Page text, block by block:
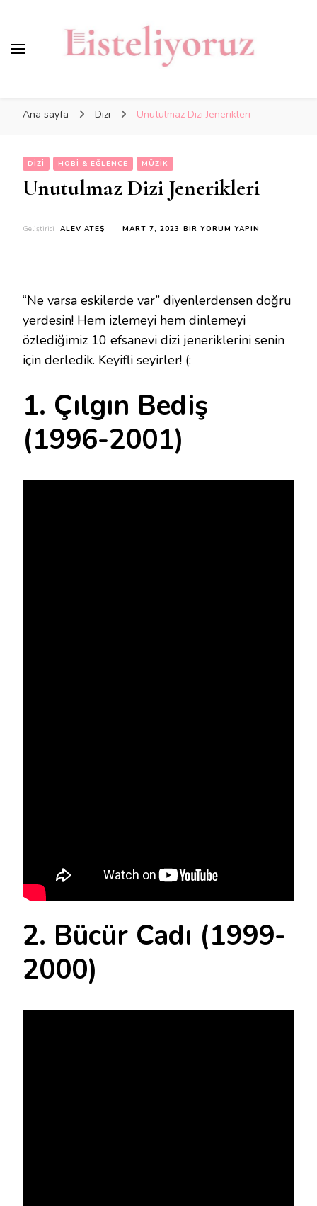
Ana sayfa Dizi Unutulmaz Dizi Jenerikleri
DIZI HOBI & EĞLENCE MÜZIK
Unutulmaz Dizi Jenerikleri
Geliştirici ALEV ATEŞ MART 7, 2023 UNUTULMAZ
BIR YORUM YAPIN
“Ne varsa eskilerde var” diyenlerdensen doğru
yerdesin! Hem izlemeyi hem dinlemeyi
özlediğimiz 10 efsanevi dizi jeneriklerini senin
için derledik. Keyifli seyirler! (:
1. Çılgın Bediş
(1996-2001)
2. Bücür Cadı (1999-
2000)